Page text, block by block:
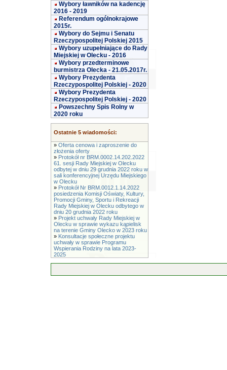
Wybory ławników na kadencję
2016 - 2019
Referendum ogólnokrajowe
2015r.
Wybory do Sejmu i Senatu
Rzeczypospolitej Polskiej 2015
Wybory uzupełniające do Rady
Miejskiej w Olecku - 2016
Wybory przedterminowe
burmistrza Olecka - 21.05.2017r.
Wybory Prezydenta
Rzeczypospolitej Polskiej - 2020
Wybory Prezydenta
Rzeczypospolitej Polskiej - 2020
Powszechny Spis Rolny w
2020 roku
Ostatnie 5 wiadomości:
» Oferta cenowa i zaproszenie do
złożenia oferty
» Protokół nr BRM.0002.14.202.2022
61. sesji Rady Miejskiej w Olecku
odbytej w dniu 29 grudnia 2022 roku w
sali konferencyjnej Urzędu Miejskiego
w Olecku
» Protokół Nr BRM.0012.1.14.2022
posiedzenia Komisji Oświaty, Kultury,
Promocji Gminy, Sportu i Rekreacji
Rady Miejskiej w Olecku odbytego w
dniu 20 grudnia 2022 roku
» Projekt uchwały Rady Miejskiej w
Olecku w sprawie wykazu kąpielisk
na terenie Gminy Olecko w 2023 roku
» Konsultacje społeczne projektu
uchwały w sprawie Programu
Wspierania Rodziny na lata 2023-
2025